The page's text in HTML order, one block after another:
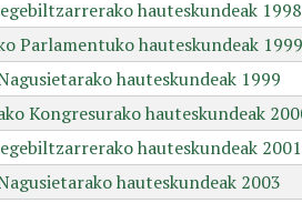
hauteskundeak 1998
Parlamentuko hauteskundeak 1999
hauteskundeak 1999
Kongresurako hauteskundeak
hauteskundeak 2001
hauteskundeak 2003